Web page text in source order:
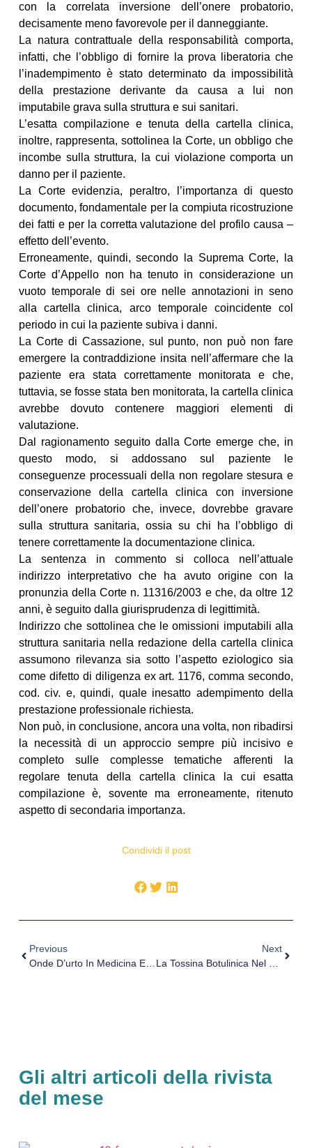
con la correlata inversione dell’onere probatorio,
decisamente meno favorevole per il danneggiante.
La natura contrattuale della responsabilità comporta,
infatti, che l’obbligo di fornire la prova liberatoria che
l’inadempimento è stato determinato da impossibilità
della prestazione derivante da causa a lui non
imputabile grava sulla struttura e sui sanitari.
L’esatta compilazione e tenuta della cartella clinica,
inoltre, rappresenta, sottolinea la Corte, un obbligo che
incombe sulla struttura, la cui violazione comporta un
danno per il paziente.
La Corte evidenzia, peraltro, l’importanza di questo
documento, fondamentale per la compiuta ricostruzione
dei fatti e per la corretta valutazione del profilo causa –
effetto dell’evento.
Erroneamente, quindi, secondo la Suprema Corte, la
Corte d’Appello non ha tenuto in considerazione un
vuoto temporale di sei ore nelle annotazioni in seno
alla cartella clinica, arco temporale coincidente col
periodo in cui la paziente subiva i danni.
La Corte di Cassazione, sul punto, non può non fare
emergere la contraddizione insita nell’affermare che la
paziente era stata correttamente monitorata e che,
tuttavia, se fosse stata ben monitorata, la cartella clinica
avrebbe dovuto contenere maggiori elementi di
valutazione.
Dal ragionamento seguito dalla Corte emerge che, in
questo modo, si addossano sul paziente le
conseguenze processuali della non regolare stesura e
conservazione della cartella clinica con inversione
dell’onere probatorio che, invece, dovrebbe gravare
sulla struttura sanitaria, ossia su chi ha l’obbligo di
tenere correttamente la documentazione clinica.
La sentenza in commento si colloca nell’attuale
indirizzo interpretativo che ha avuto origine con la
pronunzia della Corte n. 11316/2003 e che, da oltre 12
anni, è seguito dalla giurisprudenza di legittimità.
Indirizzo che sottolinea che le omissioni imputabili alla
struttura sanitaria nella redazione della cartella clinica
assumono rilevanza sia sotto l’aspetto eziologico sia
come difetto di diligenza ex art. 1176, comma secondo,
cod. civ. e, quindi, quale inesatto adempimento della
prestazione professionale richiesta.
Non può, in conclusione, ancora una volta, non ribadirsi
la necessità di un approccio sempre più incisivo e
completo sulle complesse tematiche afferenti la
regolare tenuta della cartella clinica la cui esatta
compilazione è, sovente ma erroneamente, ritenuto
aspetto di secondaria importanza.
Condividi il post
Previous
Onde D’urto In Medicina Estetica
Next
Gli altri articoli della rivista
del mese